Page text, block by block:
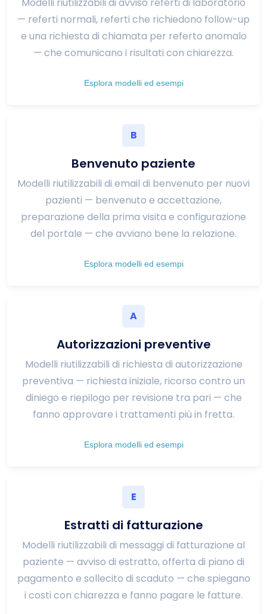
— referti normali, referti che richiedono follow-up
e una richiesta di chiamata per referto anomalo
— che comunicano i risultati con chiarezza.
Esplora modelli ed esempi
B
Benvenuto paziente
Modelli riutilizzabili di email di benvenuto per nuovi
pazienti — benvenuto e accettazione,
preparazione della prima visita e configurazione
del portale — che avviano bene la relazione.
Esplora modelli ed esempi
A
Autorizzazioni preventive
Modelli riutilizzabili di richiesta di autorizzazione
preventiva — richiesta iniziale, ricorso contro un
diniego e riepilogo per revisione tra pari — che
fanno approvare i trattamenti più in fretta.
Esplora modelli ed esempi
E
Estratti di fatturazione
Modelli riutilizzabili di messaggi di fatturazione al
paziente — avviso di estratto, offerta di piano di
pagamento e sollecito di scaduto — che spiegano
i costi con chiarezza e fanno pagare le fatture.